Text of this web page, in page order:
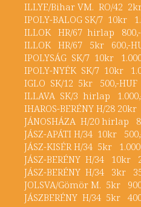
ILLYE/Bihar VM. RO/42
IPOLY-BALOG SK/7 10kr
ILLOK HR/67 hirlap 800,-
ILLOK HR/67 5kr 600,-
IPOLYSÁG SK/7 10kr
IPOLY-NYÉK SK/7 10kr
IGLO SK/12 5kr 500,-HUF
ILLAVA SK/3 hirlap
IHAROS-BERÉNY H/28
JÁNOSHÁZA H/20 hirlap
JÁSZ-APÁTI H/34 10kr
JÁSZ-KISÉR H/34 5kr
JÁSZ-BERÉNY H/34 10kr
JÁSZ-BERÉNY H/34 3kr
JOLSVA/Gömör M. 5kr
JÁSZBERÉNY H/34 5kr